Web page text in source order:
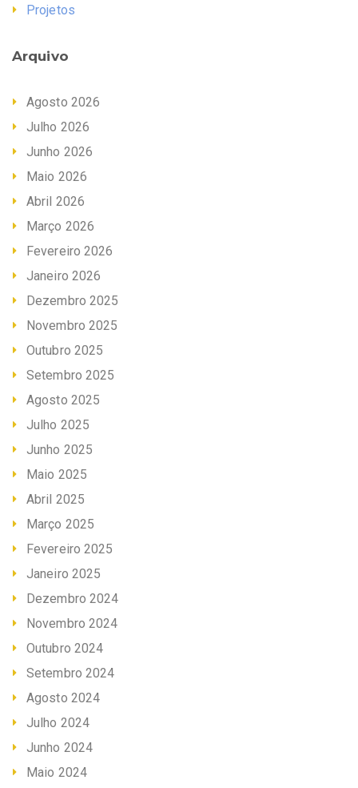
Projetos
Arquivo
Agosto 2026
Julho 2026
Junho 2026
Maio 2026
Abril 2026
Março 2026
Fevereiro 2026
Janeiro 2026
Dezembro 2025
Novembro 2025
Outubro 2025
Setembro 2025
Agosto 2025
Julho 2025
Junho 2025
Maio 2025
Abril 2025
Março 2025
Fevereiro 2025
Janeiro 2025
Dezembro 2024
Novembro 2024
Outubro 2024
Setembro 2024
Agosto 2024
Julho 2024
Junho 2024
Maio 2024